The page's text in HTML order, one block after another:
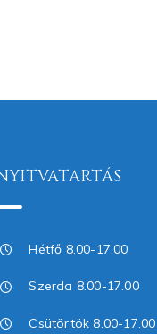
Hétfő 8.00-17.00
Szerda 8.00-17.00
Csütörtök 8.00-17.00